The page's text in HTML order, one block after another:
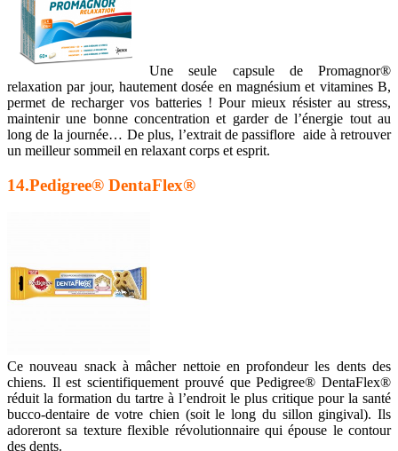
Une seule capsule de Promagnor®
relaxation par jour, hautement dosée en magnésium et vitamines B,
permet de recharger vos batteries ! Pour mieux résister au stress,
maintenir une bonne concentration et garder de l’énergie tout au
long de la journée… De plus, l’extrait de passiflore aide à retrouver
un meilleur sommeil en relaxant corps et esprit.
14.Pedigree® DentaFlex®
Ce nouveau snack à mâcher nettoie en profondeur les dents des
chiens. Il est scientifiquement prouvé que Pedigree® DentaFlex®
réduit la formation du tartre à l’endroit le plus critique pour la santé
bucco-dentaire de votre chien (soit le long du sillon gingival). Ils
adoreront sa texture flexible révolutionnaire qui épouse le contour
des dents.